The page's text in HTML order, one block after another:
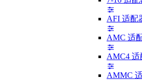
AFI 适配
AMC 适
AMC4 适
AMMC